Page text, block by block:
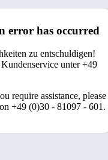
error has occurred
zu entschuldigen!
unter +49
require assistance, please
+49 (0)30 - 81097 - 601.